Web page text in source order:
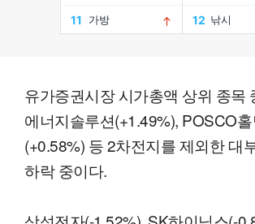
유가증권시장 시가총액 상위 종목
에너지솔루션(+1.49%), POSCO
(+0.58%) 등 2차전지를 제외한 대
하락 중이다.